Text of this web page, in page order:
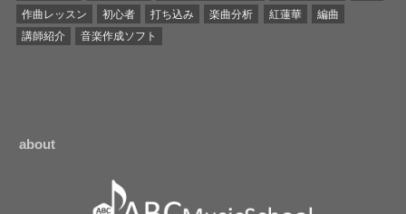
作曲レッスン
初心者 打ち込み 楽曲分析 紅蓮華
編曲
講師紹介
音楽作成ソフト
about